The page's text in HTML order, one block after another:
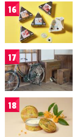
16
17
18